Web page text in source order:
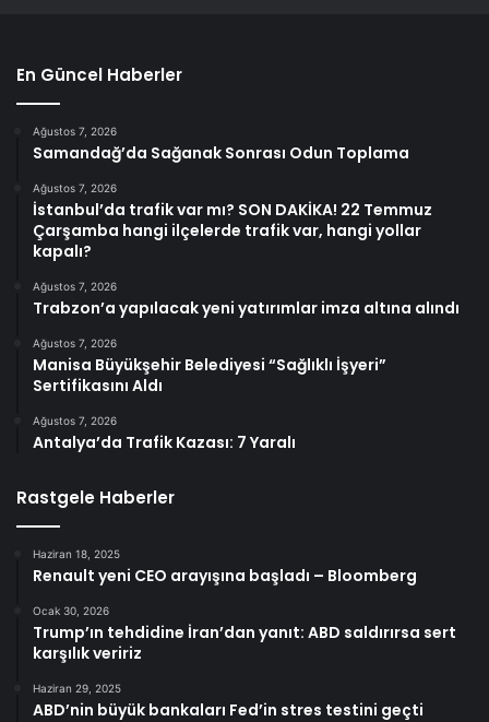
En Güncel Haberler
Ağustos 7, 2026
Samandağ’da Sağanak Sonrası Odun Toplama
Ağustos 7, 2026
İstanbul’da trafik var mı? SON DAKİKA! 22 Temmuz
Çarşamba hangi ilçelerde trafik var, hangi yollar
kapalı?
Ağustos 7, 2026
Trabzon’a yapılacak yeni yatırımlar imza altına alındı
Ağustos 7, 2026
Manisa Büyükşehir Belediyesi “Sağlıklı İşyeri”
Sertifikasını Aldı
Ağustos 7, 2026
Antalya’da Trafik Kazası: 7 Yaralı
Rastgele Haberler
Haziran 18, 2025
Renault yeni CEO arayışına başladı – Bloomberg
Ocak 30, 2026
Trump’ın tehdidine İran’dan yanıt: ABD saldırırsa sert
karşılık veririz
Haziran 29, 2025
ABD’nin büyük bankaları Fed’in stres testini geçti